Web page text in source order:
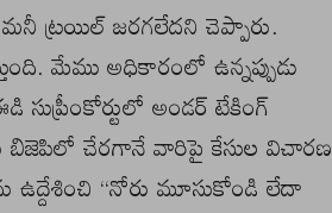
మనీ ట్రయిల్ జరగలేదని చెప్పారు.
మేము అధికారంలో ఉన్నప్పుడు
సుప్రీంకోర్టులో అండర్ టేకింగ్
బిజెపిలో చేరగానే వారిపై కేసుల విచారణ
“నోరు మూసుకోండి లేదా